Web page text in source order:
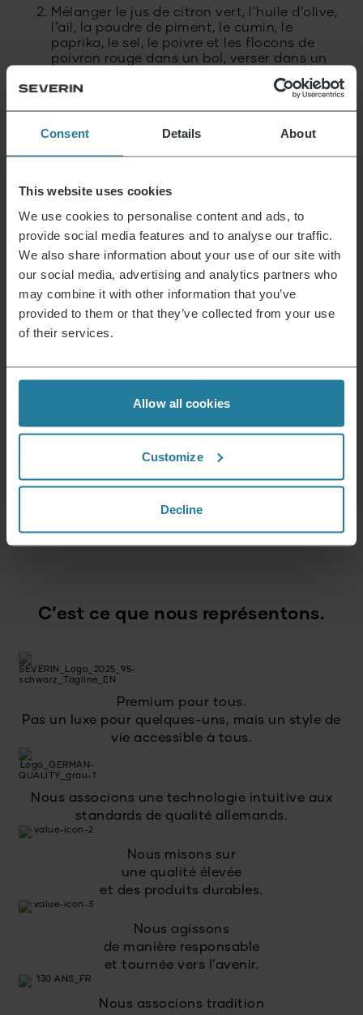
Consent Details About
This website uses cookies
We use cookies to personalise content and ads, to
provide social media features and to analyse our traffic.
We also share information about your use of our site with
our social media, advertising and analytics partners who
may combine it with other information that you’ve
provided to them or that they’ve collected from your use
of their services.
Allow all cookies
Customize
Decline
Mélanger le jus de citron vert, l’huile d’olive,
l’ail, la poudre de piment, le cumin, le
paprika, le sel, le poivre et les flocons de
poivron rouge dans un bol, verser dans un
Mélanger et laisser mariner pendant 30
Préchauffez le barbecue à feu moyen
ce qu’elles ne soient plus roses).
Crème d’avocat et de coriandre
Dénoyauter et fendre l’avocat, hacher 1
Dans un robot ménager, mélangez l’avocat,
coriandre jusqu’à obtenir une crème lisse.
avec les crevettes.
Hachoir universel à batterie sans fil
C’est ce que nous représentons.
Premium pour tous.
Pas un luxe pour quelques-uns, mais un style de
vie accessible à tous.
Nous associons une technologie intuitive aux
standards de qualité allemands.
Nous misons sur
une qualité élevée
et des produits durables.
Nous agissons
de manière responsable
et tournée vers l’avenir.
Nous associons tradition